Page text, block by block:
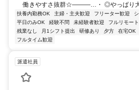
働きやすさ抜群☆―――…・ ◎やっぱり大
扶養内勤務OK 主婦・主夫歓迎 フリーター歓迎
平日のみOK
経験不問 未経験者歓迎 フルリモート
残業なし
月1シフト提出 研修あり 夕方 在宅OK
フルタイム歓迎
派遣社員